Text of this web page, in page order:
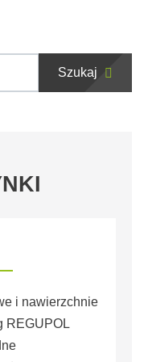
Szukaj
i nawierzchnie
REGUPOL